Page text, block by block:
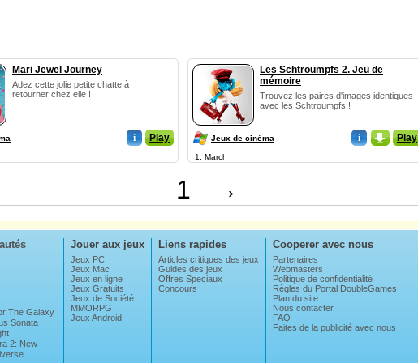
Mari Jewel Journey
Adez cette jolie petite chatte à
retourner chez elle !
i Play
Les Schtroumpfs 2. Jeu de
mémoire
Trouvez les paires d'images identiques
avec les Schtroumpfs !
Jeux de cinéma i _ Play
1, March
1 →
The Galaxy
Sonata
2: New
Jouer aux jeux
Jeux PC
Jeux Mac
Jeux en ligne
Jeux Gratuits
Jeux de Société
MMORPG
Jeux Android
Liens rapides
Articles critiques des jeux
Guides des jeux
Offres Speciaux
Concours
Cooperer avec nous
Partenaires
Webmasters
Politique de confidentialité
Règles du Portal DoubleGames
Plan du site
Nous contacter
FAQ
Faites de la publicité avec nous